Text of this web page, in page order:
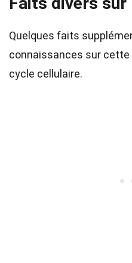
Quelques faits
connaissances sur
cycle cellulaire.